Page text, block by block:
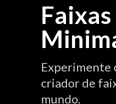
Experimente
criador de
mundo.